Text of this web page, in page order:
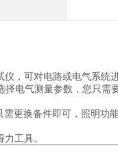
，可对电路或电气系统
电气测量参数，您只需
更换备件即可，照明功
工具。